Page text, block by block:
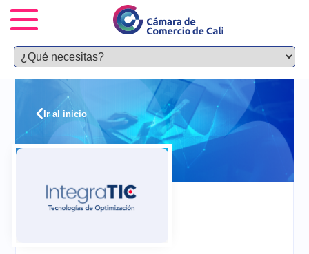
Ir al inicio